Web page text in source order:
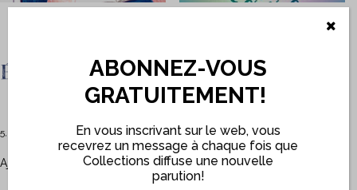
Éclaircies
5,00
Ajouter au panier
Écrire
5,00 $
Ajouter au panier
ABONNEZ-VOUS
GRATUITEMENT!
En vous inscrivant sur le web, vous
recevrez un message à chaque fois que
Collections diffuse une nouvelle
parution!